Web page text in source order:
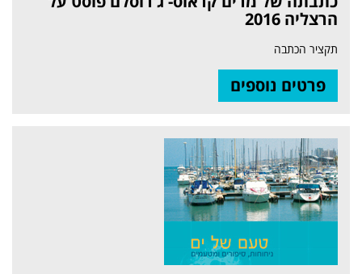
הרצליה 2016
תקציר הכתבה
פרטים נוספים